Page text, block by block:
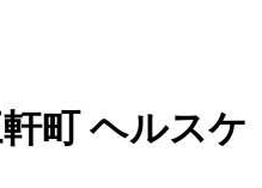
町 ヘルスケ